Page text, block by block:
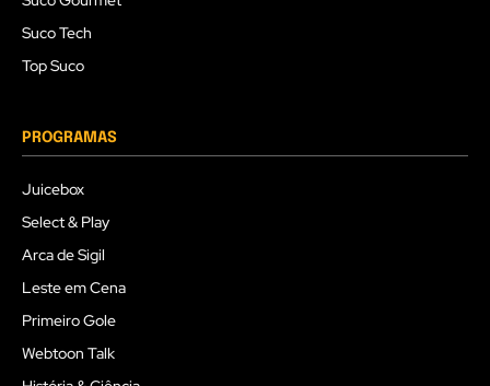
Suco Tech
Top Suco
PROGRAMAS
Juicebox
Select & Play
Arca de Sigil
Leste em Cena
Primeiro Gole
Webtoon Talk